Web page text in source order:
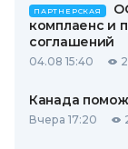
ПАРТНЕРСКАЯ
комплаенс и
соглашений
04.08 15:40
Канада
Вчера 17:20